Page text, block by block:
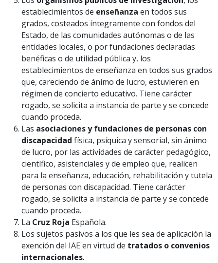
establecimientos de enseñanza en todos sus
grados, costeados íntegramente con fondos del
Estado, de las comunidades autónomas o de las
entidades locales, o por fundaciones declaradas
benéficas o de utilidad pública y, los
establecimientos de enseñanza en todos sus grados
que, careciendo de ánimo de lucro, estuvieren en
régimen de concierto educativo. Tiene carácter
rogado, se solicita a instancia de parte y se concede
cuando proceda.
Las asociaciones y fundaciones de personas con
discapacidad física, psíquica y sensorial, sin ánimo
de lucro, por las actividades de carácter pedagógico,
científico, asistenciales y de empleo que, realicen
para la enseñanza, educación, rehabilitación y tutela
de personas con discapacidad. Tiene carácter
rogado, se solicita a instancia de parte y se concede
cuando proceda.
La Cruz Roja Española.
Los sujetos pasivos a los que les sea de aplicación la
exención del IAE en virtud de tratados o convenios
internacionales.